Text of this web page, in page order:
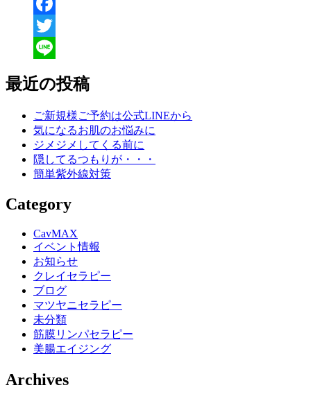
Facebook
Twitter
最近の投稿
ご新規様ご予約は公式LINEから
気になるお肌のお悩みに
ジメジメしてくる前に
隠してるつもりが・・・
簡単紫外線対策
Category
CavMAX
イベント情報
お知らせ
クレイセラピー
ブログ
マツヤニセラピー
未分類
筋膜リンパセラピー
美腸エイジング
Archives